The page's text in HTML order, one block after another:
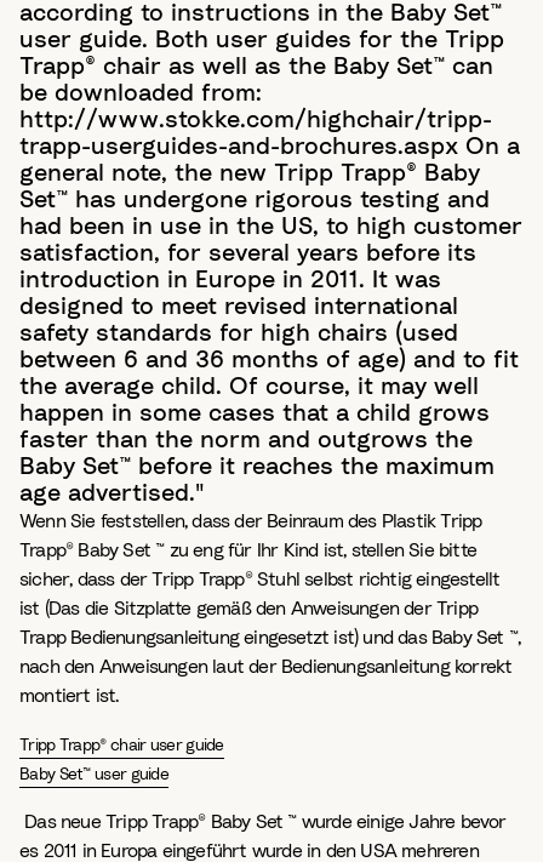
according to instructions in the Baby Set™
user guide. Both user guides for the Tripp
Trapp® chair as well as the Baby Set™ can
be downloaded from:
http://www.stokke.com/highchair/tripp-
trapp-userguides-and-brochures.aspx On a
general note, the new Tripp Trapp® Baby
Set™ has undergone rigorous testing and
had been in use in the US, to high customer
satisfaction, for several years before its
introduction in Europe in 2011. It was
designed to meet revised international
safety standards for high chairs (used
between 6 and 36 months of age) and to fit
the average child. Of course, it may well
happen in some cases that a child grows
faster than the norm and outgrows the
Baby Set™ before it reaches the maximum
age advertised."
Wenn Sie feststellen, dass der Beinraum des Plastik Tripp
Trapp® Baby Set ™ zu eng für Ihr Kind ist, stellen Sie bitte
sicher, dass der Tripp Trapp® Stuhl selbst richtig eingestellt
ist (Das die Sitzplatte gemäß den Anweisungen der Tripp
Trapp Bedienungsanleitung eingesetzt ist) und das Baby Set ™,
nach den Anweisungen laut der Bedienungsanleitung korrekt
montiert ist.
Tripp Trapp® chair user guide
Baby Set™ user guide
Das neue Tripp Trapp® Baby Set ™ wurde einige Jahre bevor
es 2011 in Europa eingeführt wurde in den USA mehreren